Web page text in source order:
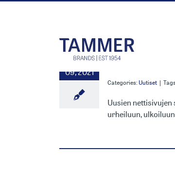
22
09, 2021
Categories: Uutiset |
Uusien
urheiluun,